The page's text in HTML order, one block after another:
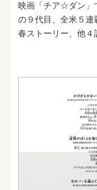
映画「チア☆ダン」
の９代目、全米５
春ストーリー、他４